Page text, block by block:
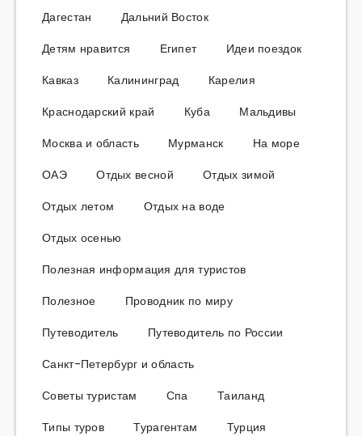
Дагестан
Дальний Восток
Детям нравится
Египет
Идеи поездок
Кавказ
Калининград
Карелия
Краснодарский край
Куба
Мальдивы
Москва и область
Мурманск
На море
ОАЭ
Отдых весной
Отдых зимой
Отдых летом
Отдых на воде
Отдых осенью
Полезная информация для туристов
Полезное
Проводник по миру
Путеводитель
Путеводитель по России
Санкт-Петербург и область
Советы туристам
Спа
Таиланд
Типы туров
Турагентам Турция